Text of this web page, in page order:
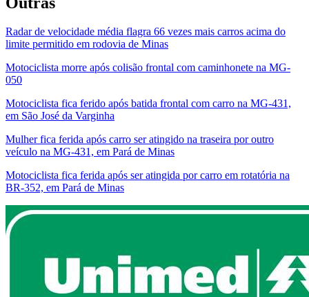
Radar de velocidade média flagra 66 vezes mais carros acima do
limite permitido em rodovia de Minas
Motociclista morre após colisão frontal com caminhonete na MG-
050
Motociclista fica ferido após batida frontal com carro na MG-431,
em São José da Varginha
Mulher fica ferida após carro ser atingido na traseira por outro
veículo na MG-431, em Pará de Minas
Motociclista fica ferida após ser atingida por carro em rotatória na
BR-352, em Pará de Minas